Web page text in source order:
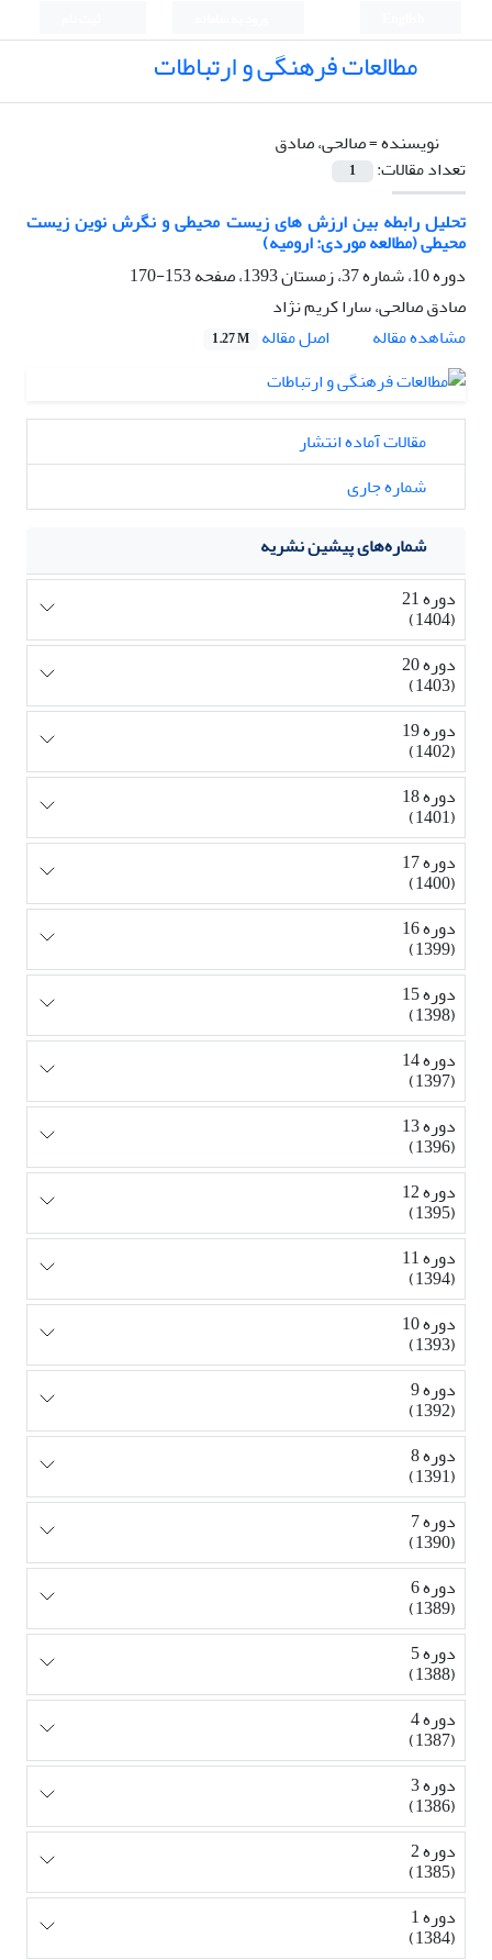
مطالعات فرهنگی و ارتباطات
نویسنده =صالحی، صادق
تعداد مقالات:
1
تحلیل رابطه بین ارزش های زیست محیطی و نگرش نوین زیست
محیطی (مطالعه موردی: ارومیه)
دوره 10، شماره 37، زمستان 1393، صفحه
153-170
صادق صالحی، سارا کریم نژاد
مشاهده مقاله
اصل مقاله 1.27 M
مقالات آماده انتشار
شماره جاری
شماره‌های پیشین نشریه
دوره 21
(1404)
دوره 20
(1403)
دوره 19
(1402)
دوره 18
(1401)
دوره 17
(1400)
دوره 16
(1399)
دوره 15
(1398)
دوره 14
(1397)
دوره 13
(1396)
دوره 12
(1395)
دوره 11
(1394)
دوره 10
(1393)
دوره 9
(1392)
دوره 8
(1391)
دوره 7
(1390)
دوره 6
(1389)
دوره 5
(1388)
دوره 4
(1387)
دوره 3
(1386)
دوره 2
(1385)
دوره 1
(1384)